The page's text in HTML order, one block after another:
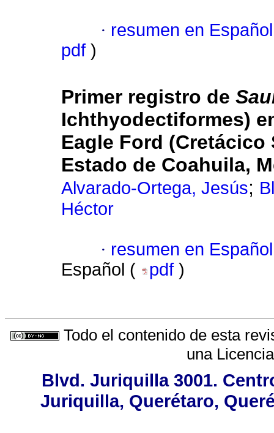
· resumen en Español
pdf )
Primer registro de
Ichthyodectiformes)
Eagle Ford (Cretácico
Estado de Coahuila,
Alvarado-Ortega, Jesús;
Héctor
· resumen en Español
Español (
pdf )
Todo el contenido de esta
una
Blvd. Juriquilla 3001.
Juriquilla, Querétaro,